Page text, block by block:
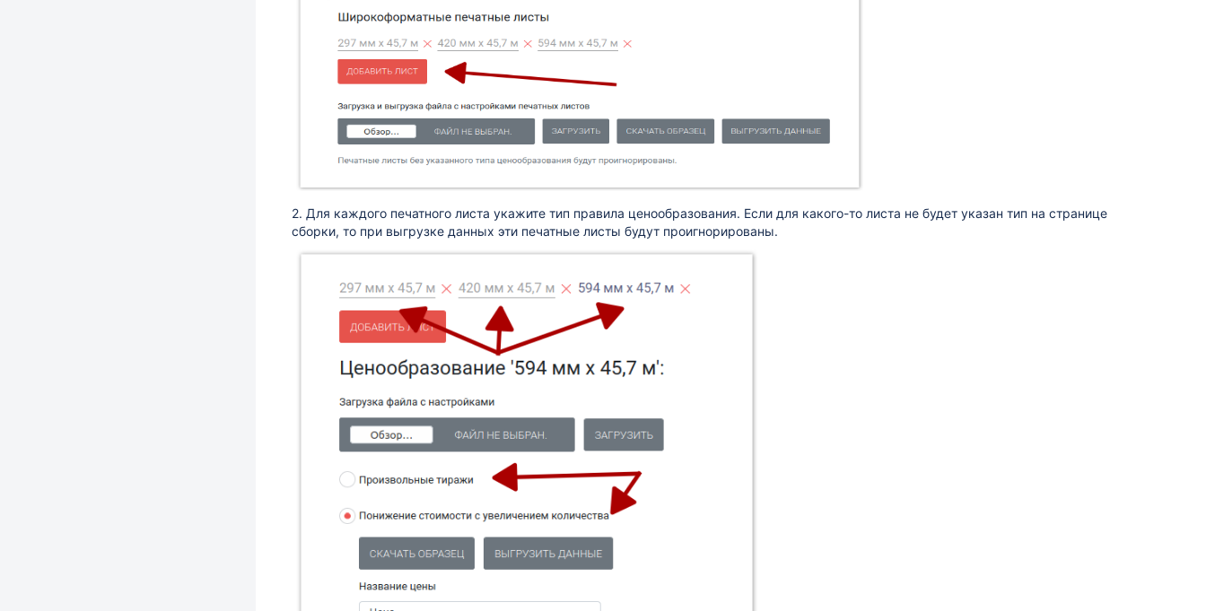
2. Для каждого печатного листа укажите тип правила ценообразования. Если для какого-то листа не будет указан тип на странице
сборки, то при выгрузке данных эти печатные листы будут проигнорированы.